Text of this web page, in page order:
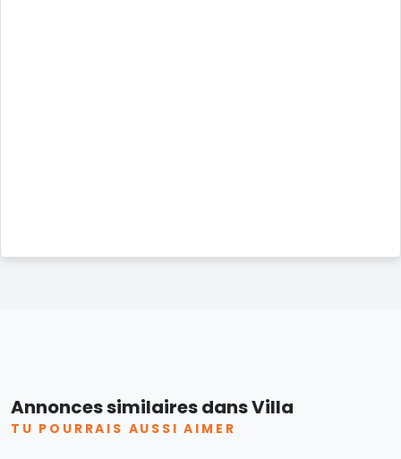
Annonces similaires dans Villa
TU POURRAIS AUSSI AIMER